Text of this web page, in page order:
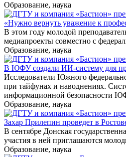
Образование, наука
«Нужно вернуть уважение к
В этом году молодой
медиапроекты совместно с
Образование, наука
В ЮФУ создали ИИ-систему для
Исследователи Южного
при тайфунах и наводнениях.
информационной безопасности
Образование, наука
Захар Прилепин проведет в
В сентябре Донская
участия в ней приглашаются
Образование, наука